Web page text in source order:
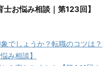
士お悩み相談｜第123回】
でしょうか？転職のコツは？
み相談】